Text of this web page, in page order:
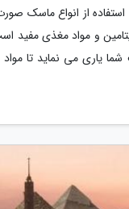
استفاده از انواع ماسک
یاری می نماید تا